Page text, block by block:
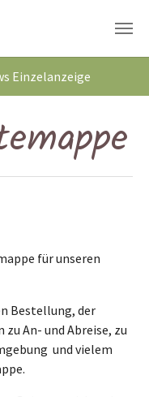
Einzelanzeige
für unseren
Bestellung, der
An- und Abreise, zu
und vielem